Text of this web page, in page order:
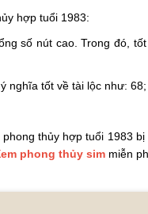
hợp tuổi 1983:
số nút cao. Trong đó,
nghĩa tốt về tài lộc như: 68;
thủy hợp tuổi 1983
phong thủy sim miễn